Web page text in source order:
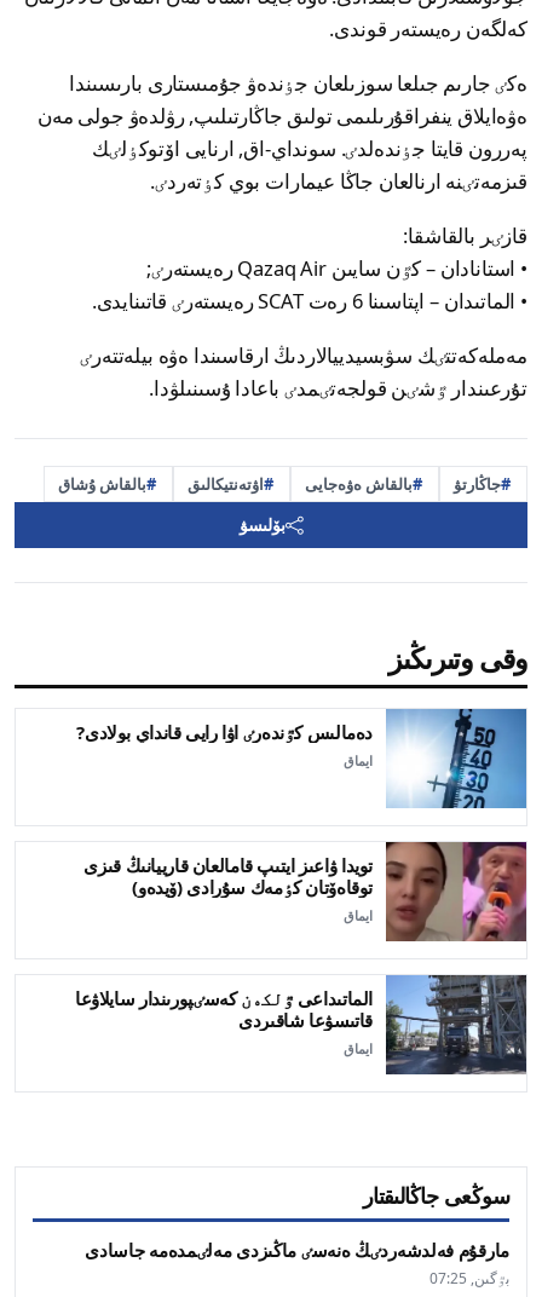
كەلگەن رەيستەر قوندى.
ەكٸ جارىم جىلعا سوزىلعان جٶندەۋ جۇمىستارى بارىسىندا
ەۋەايلاق ينفراقۇرىلىمى تولىق جاڭارتىلىپ, رۋلدەۋ جولى مەن
پەررون قايتا جٶندەلدٸ. سونداي-اق, ارنايى اۆتوكٶلٸك
قىزمەتٸنە ارنالعان جاڭا عيمارات بوي كٶتەردٸ.
قازٸر بالقاشقا:
• استانادان – كٷن سايىن Qazaq Air رەيستەرٸ;
• الماتىدان – اپتاسىنا 6 رەت SCAT رەيستەرٸ قاتىنايدى.
مەملەكەتتٸك سۋبسيدييالاردىڭ ارقاسىندا ەۋە بيلەتتەرٸ
تۇرعىندار ٷشٸن قولجەتٸمدٸ باعادا ۇسىنىلۋدا.
جاڭارتۋ بالقاش ەۋەجايى اۋتەنتيكالىق بالقاش ۇشاق
بۆلىسۋ
وقى وتىرىڭىز
دەمالىس كٷندەرٸ اۋا رايى قانداي بولادى?
ايماق
تويدا ۋاعىز ايتىپ قامالعان قارييانىڭ قىزى
توقاەۆتان كٶمەك سۇرادى (ۆيدەو)
ايماق
الماتىداعى ٷلكەن كەسٸپورىندار سايلاۋعا
قاتىسۋعا شاقىردى
ايماق
سوڭعى جاڭالىقتار
مارقۇم فەلدشەردٸڭ ەنەسٸ ماڭىزدى مەلٸمدەمە جاسادى
بٷگىن, 07:25